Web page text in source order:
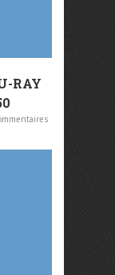
RAY